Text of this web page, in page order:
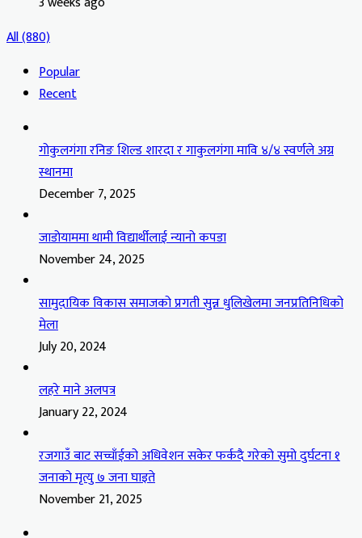
All (880)
Popular
Recent
गोकुलगंगा रनिङ शिल्ड शारदा र गाकुलगंगा मावि ४/४ स्वर्णले अग्र
स्थानमा
December 7, 2025
जाडोयाममा थामी विद्यार्थीलाई न्यानो कपडा
November 24, 2025
सामुदायिक विकास समाजको प्रगती सुन्न धुलिखेलमा जनप्रतिनिधिको
मेला
July 20, 2024
लहरे माने अलपत्र
January 22, 2024
रजगाउँ बाट सच्चाँईको अधिवेशन सकेर फर्कदै गरेको सुमो दुर्घटना १
जनाको मृत्यु ७ जना घाइते
November 21, 2025